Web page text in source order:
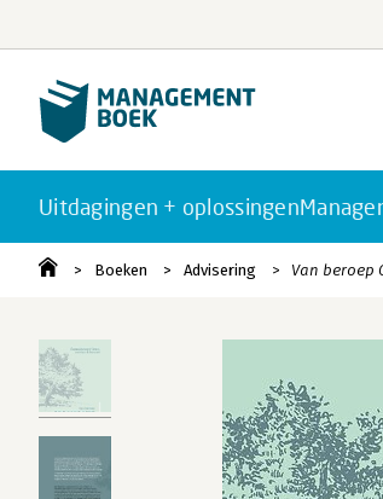
Uitdagingen + oplossingen
Boeken Advisering Van beroep